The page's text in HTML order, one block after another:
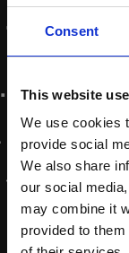
Consent
This website
We use cookies
provide social
We also share
our social
may combine it
provided to